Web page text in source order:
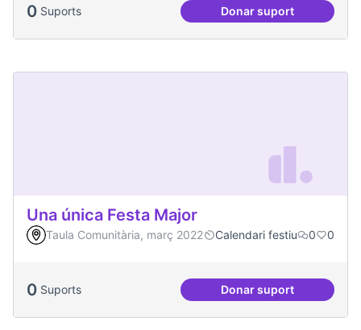
0 Suports Donar suport
Dinàmiques
Una única Festa Major
Taula Comunitària, març 2022 Calendari festiu 0 0
0 Suports Donar suportUna única Festa